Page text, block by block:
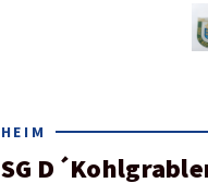
HEIM
SG